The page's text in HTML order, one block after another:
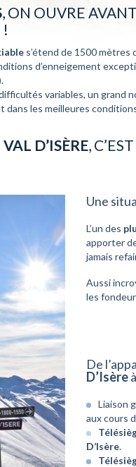
, ON OUVRE
!
s’étend de 1500 mètres
d’enneigement
variables, un grand
dans les meilleures
VAL D’ISÈRE, C’EST
Une
L’un des
apporter
jamais
Aussi
les
De
D’Isère
Liaison
aux cours
D’Isère.